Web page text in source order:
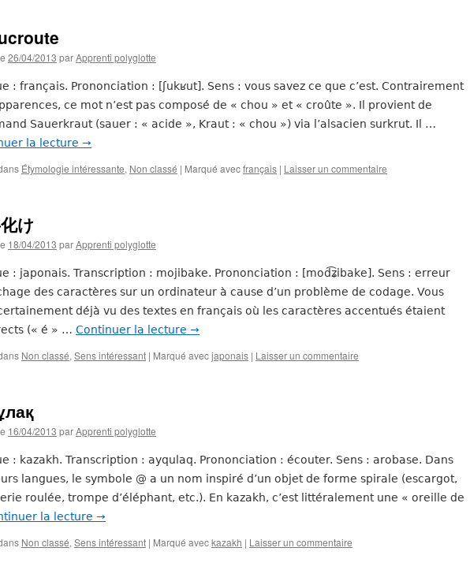
26/04/2013 parApprenti polyglotte
: français. Prononciation : [ʃukʁut]. Sens : vous savez ce que c’est. Contrairement
ce mot n’est pas composé de « chou » et « croûte ». Il provient de
Sauerkraut (sauer : « acide », Kraut : « chou ») via l’alsacien surkrut. Il …
la lecture →
Étymologie intéressante, Non classé | Marqué avecfrançais | Laisser un commentaire
け
18/04/2013 parApprenti polyglotte
: japonais. Transcription : mojibake. Prononciation : [mod͡ʑibake]. Sens : erreur
des caractères sur un ordinateur à cause d’un problème de codage. Vous
déjà vu des textes en français où les caractères accentués étaient
(« é » … Continuer la lecture →
Non classé, Sens intéressant | Marqué avecjaponais | Laisser un commentaire
16/04/2013 parApprenti polyglotte
: kazakh. Transcription : ayqulaq. Prononciation : écouter. Sens : arobase. Dans
langues, le symbole @ a un nom inspiré d’un objet de forme spirale (escargot,
roulée, trompe d’éléphant, etc.). En kazakh, c’est littéralement une « oreille de
la lecture →
Non classé, Sens intéressant | Marqué aveckazakh | Laisser un commentaire